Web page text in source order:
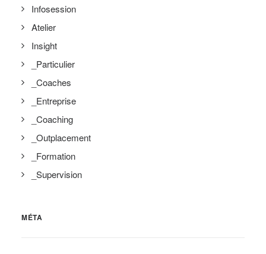
Infosession
Atelier
Insight
_Particulier
_Coaches
_Entreprise
_Coaching
_Outplacement
_Formation
_Supervision
MÉTA